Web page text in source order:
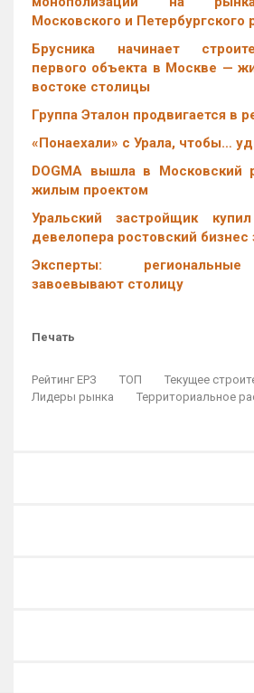
Московского и Петербургского
Брусника начинает
первого объекта в Москве —
востоке столицы
Группа Эталон продвигается в
«Понаехали» с Урала, чтобы…
DOGMA вышла в Московский
жилым проектом
Уральский застройщик
девелопера ростовский бизнес
Эксперты:
завоевывают столицу
Печать
Рейтинг ЕРЗ ТОП
Текущее
Лидеры рынка
Территориальное